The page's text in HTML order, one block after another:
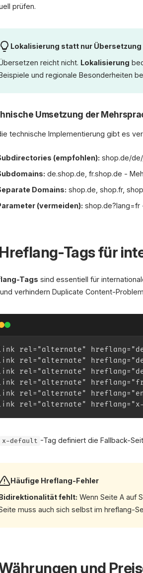
prüfen.
Lokalisierung statt nur Übersetzung
reicht nicht. Lokalisierung
und regionale Besonderheiten
Umsetzung der
technische Implementierung gibt es
(empfohlen): shop.de/
de.shop.de, fr.shop.de -
Domains: shop.de, shop.fr,
(vermeiden): shop.de?lang=fr
Tags für
Tags sind essentiell für
verhindern Duplicate Content-
rel="alternate"
rel="alternate"
rel="alternate"
rel="alternate"
rel="alternate"
rel="alternate"
x-default -Tag definiert die Fallback-
Häufige Hreflang-Fehler
fehlt: Wenn Seite A auf
muss auch sich selbst im hreflang-
und